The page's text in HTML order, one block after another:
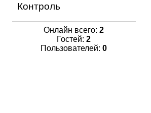
Контроль
Онлайн всего: 2
Гостей: 2
Пользователей: 0